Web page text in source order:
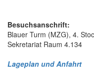
Besuchsanschrift:
Blauer Turm (MZG), 4.
Sekretariat Raum 4.134
Lageplan und Anfahrt